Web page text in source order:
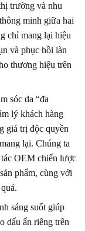
trường và nhu
minh giữa hai
chỉ mang lại hiệu
và phục hồi làn
thương hiệu trên
sóc da “đa
lý khách hàng
giá trị độc quyền
lại. Chúng ta
OEM chiến lược
phẩm, cùng với
sáng suốt giúp
dấu ấn riêng trên